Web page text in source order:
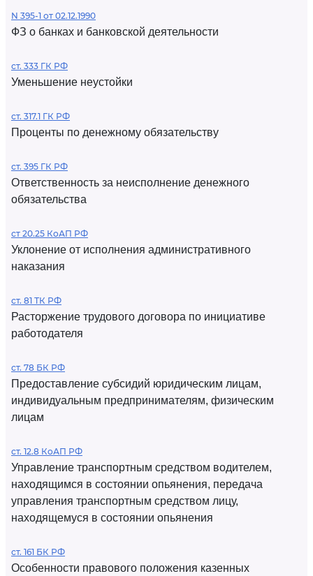
N 395-1 от 02.12.1990
ФЗ о банках и банковской деятельности
ст. 333 ГК РФ
Уменьшение неустойки
ст. 317.1 ГК РФ
Проценты по денежному обязательству
ст. 395 ГК РФ
Ответственность за неисполнение денежного
обязательства
ст 20.25 КоАП РФ
Уклонение от исполнения административного
наказания
ст. 81 ТК РФ
Расторжение трудового договора по инициативе
работодателя
ст. 78 БК РФ
Предоставление субсидий юридическим лицам,
индивидуальным предпринимателям, физическим
лицам
ст. 12.8 КоАП РФ
Управление транспортным средством водителем,
находящимся в состоянии опьянения, передача
управления транспортным средством лицу,
находящемуся в состоянии опьянения
ст. 161 БК РФ
Особенности правового положения казенных